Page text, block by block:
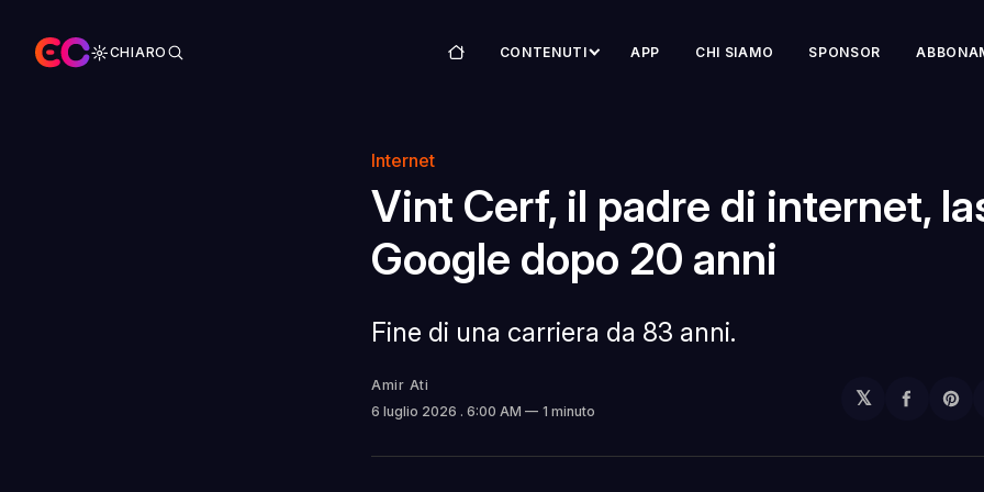
CHIARO CONTENUTI APP CHI SIAMO SPONSOR
Internet
Vint Cerf, il padre di internet,
Google dopo 20 anni
Fine di una carriera da 83 anni.
Amir Ati
6 luglio 2026 . 6:00 AM 1 minuto
𝕏